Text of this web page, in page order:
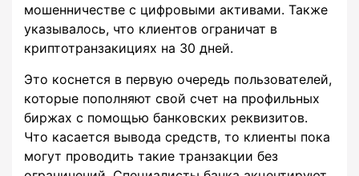
мошенничестве с цифровыми активами. Также
указывалось, что клиентов ограничат в
криптотранзакициях на 30 дней.
Это коснется в первую очередь пользователей,
которые пополняют свой счет на профильных
биржах с помощью банковских реквизитов.
Что касается вывода средств, то клиенты пока
могут проводить такие транзакции без